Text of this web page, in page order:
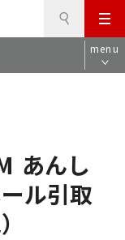
メ
ニ
ュ
menu
あんし
ル引取